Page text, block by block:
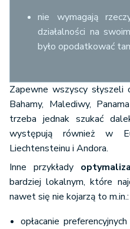
nie wymagają
działalności na
było opodatkować
Zapewne wszyscy
Bahamy, Malediwy,
trzeba jednak szukać
występują również w
Liechtensteinu i Andora.
Inne przykłady
bardziej lokalnym, które
nawet się nie kojarzą to m.in.:
opłacanie